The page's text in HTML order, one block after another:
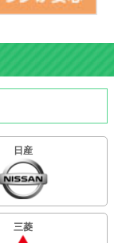
日産
三菱